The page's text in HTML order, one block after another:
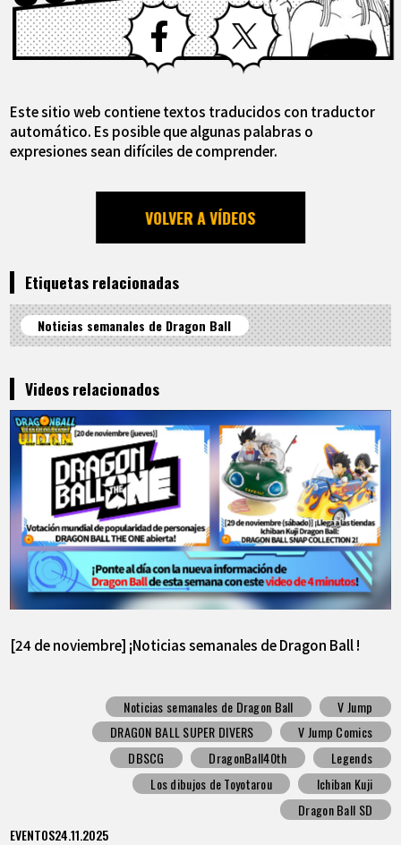
Facebook X
Este sitio web contiene textos traducidos con traductor
automático. Es posible que algunas palabras o
expresiones sean difíciles de comprender.
VOLVER A VÍDEOS
Etiquetas relacionadas
Noticias semanales de Dragon Ball
Videos relacionados
[24 de noviembre] ¡Noticias semanales de Dragon Ball !
Noticias semanales de Dragon Ball
V Jump
DRAGON BALL SUPER DIVERS
V Jump Comics
DBSCG
DragonBall40th
Legends
Los dibujos de Toyotarou
Ichiban Kuji
Dragon Ball SD
EVENTOS24.11.2025